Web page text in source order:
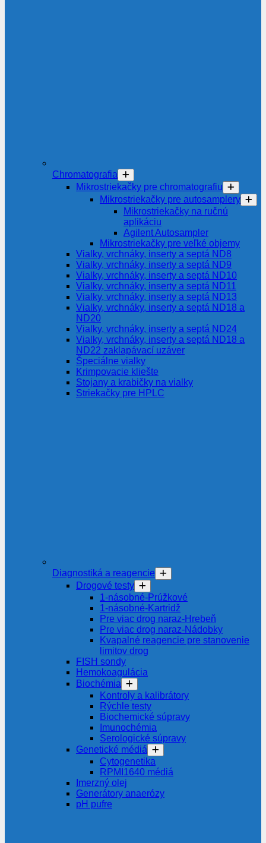
Chromatografia
Mikrostriekačky pre chromatografiu
Mikrostriekačky pre autosamplery
Mikrostriekačky na ručnú
aplikáciu
Agilent Autosampler
Mikrostriekačky pre veľké objemy
Vialky, vrchnáky, inserty a septá ND8
Vialky, vrchnáky, inserty a septá ND9
Vialky, vrchnáky, inserty a septá ND10
Vialky, vrchnáky, inserty a septá ND11
Vialky, vrchnáky, inserty a septá ND13
Vialky, vrchnáky, inserty a septá ND18 a
ND20
Vialky, vrchnáky, inserty a septá ND24
Vialky, vrchnáky, inserty a septá ND18 a
ND22 zaklapávací uzáver
Špeciálne vialky
Krimpovacie kliešte
Stojany a krabičky na vialky
Striekačky pre HPLC
Diagnostiká a reagencie
Drogové testy
1-násobné-Prúžkové
1-násobné-Kartridž
Pre viac drog naraz-Hrebeň
Pre viac drog naraz-Nádobky
Kvapalné reagencie pre stanovenie
limitov drog
FISH sondy
Hemokoagulácia
Biochémia
Kontroly a kalibrátory
Rýchle testy
Biochemické súpravy
Imunochémia
Serologické súpravy
Genetické médiá
Cytogenetika
RPMI1640 médiá
Imerzný olej
Generátory anaerózy
pH pufre